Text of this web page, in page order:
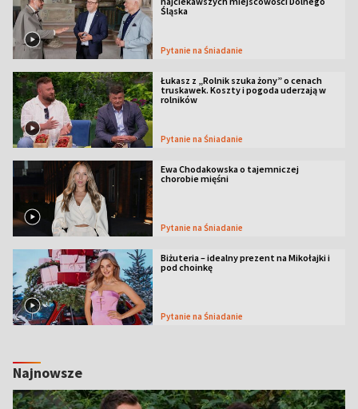
Śląska
Pytanie na Śniadanie
Łukasz z „Rolnik szuka żony” o cenach
truskawek. Koszty i pogoda uderzają w
rolników
Pytanie na Śniadanie
Ewa Chodakowska o tajemniczej
chorobie mięśni
Pytanie na Śniadanie
Biżuteria – idealny prezent na Mikołajki i
pod choinkę
Pytanie na Śniadanie
Najnowsze